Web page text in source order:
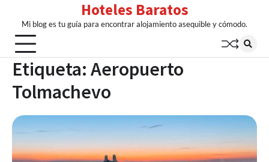
content
Hoteles Baratos
Mi blog es tu guía para encontrar alojamiento asequible y cómodo.
Etiqueta: Aeropuerto
Tolmachevo